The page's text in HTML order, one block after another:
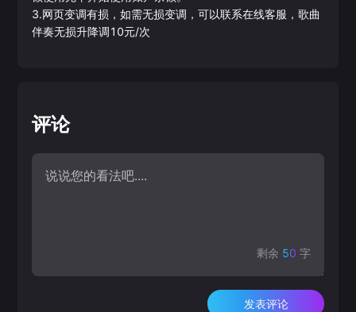
3.网页变调有损，如需无损变调，可以联系在线客服，歌曲
伴奏无损升降调10元/次
评论
剩余 50 字
发表评论